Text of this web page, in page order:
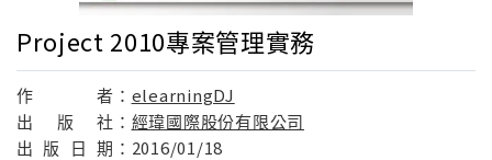
Project 2010專案管理實務
作 者： elearningDJ
出
版 社： 經瑋國際股份有限公司
出 版 日 期： 2016/01/18